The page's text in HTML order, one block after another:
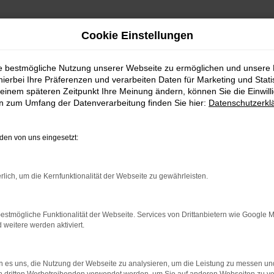
kaufen
– Qualität
unser täglich Brot. Wir bieten dir eine enorme
schöpfen“. Hinzu kommt, dass wir für dich die
übernehmen. Wir lassen bei Mercedes-
All unsere Fahrzeuge für deine Mobilität in
Es handelt sich um einheimische
wurden im Vorfeld gründlich
Cookie Einstellungen
bestmögliche Nutzung unserer Webseite zu ermöglichen und unsere
Ihre Präferenzen und verarbeiten Daten für Marketing und
späteren Zeitpunkt Ihre Meinung ändern, können Sie die
zum Umfang der Datenverarbeitung finden Sie hier:
von uns eingesetzt:
um die Kernfunktionalität der Webseite zu gewährleisten.
Funktionalität der Webseite. Services von Drittanbietern wie Google
weitere werden aktiviert.
es uns, die Nutzung der Webseite zu analysieren, um die Leistung zu messen